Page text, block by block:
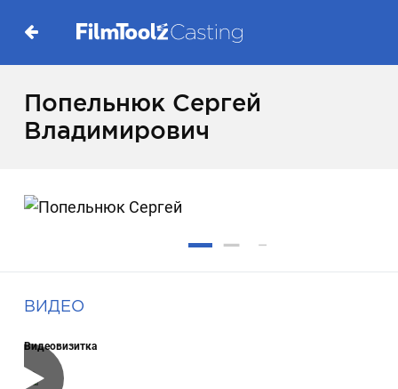
Попельнюк Сергей
Владимирович
ВИДЕО
Видеовизитка